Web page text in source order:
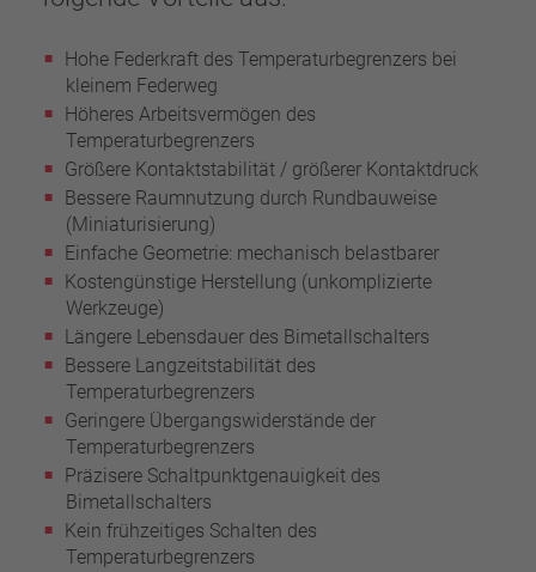
Hohe Federkraft des Temperaturbegrenzers bei
kleinem Federweg
Höheres Arbeitsvermögen des
Temperaturbegrenzers
Größere Kontaktstabilität / größerer Kontaktdruck
Bessere Raumnutzung durch Rundbauweise
(Miniaturisierung)
Einfache Geometrie: mechanisch belastbarer
Kostengünstige Herstellung (unkomplizierte
Werkzeuge)
Längere Lebensdauer des Bimetallschalters
Bessere Langzeitstabilität des
Temperaturbegrenzers
Geringere Übergangswiderstände der
Temperaturbegrenzers
Präzisere Schaltpunktgenauigkeit des
Bimetallschalters
Kein frühzeitiges Schalten des
Temperaturbegrenzers